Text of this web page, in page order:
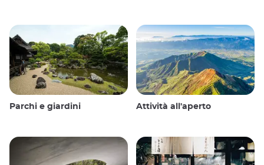
Parchi e giardini Attività all'aperto